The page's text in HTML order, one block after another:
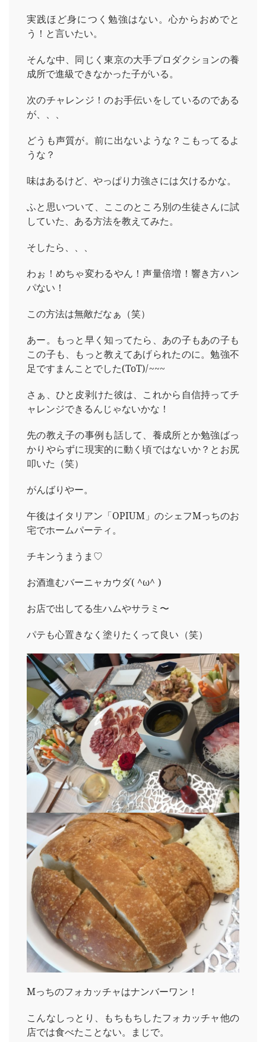
実践ほど身につく勉強はない。心からおめでと
う！と言いたい。
そんな中、同じく東京の大手プロダクションの養
成所で進級できなかった子がいる。
次のチャレンジ！のお手伝いをしているのである
が、、、
どうも声質が。前に出ないような？こもってるよ
うな？
味はあるけど、やっぱり力強さには欠けるかな。
ふと思いついて、ここのところ別の生徒さんに試
していた、ある方法を教えてみた。
そしたら、、、
わぉ！めちゃ変わるやん！声量倍増！響き方ハン
パない！
この方法は無敵だなぁ（笑）
あー。もっと早く知ってたら、あの子もあの子も
この子も、もっと教えてあげられたのに。勉強不
足ですまんことでした(ToT)/~~~
さぁ、ひと皮剥けた彼は、これから自信持ってチ
ャレンジできるんじゃないかな！
先の教え子の事例も話して、養成所とか勉強ばっ
かりやらずに現実的に動く頃ではないか？とお尻
叩いた（笑）
がんばりやー。
午後はイタリアン「OPIUM」のシェフMっちのお
宅でホームパーティ。
チキンうまうま♡
お酒進むバーニャカウダ( ^ω^ )
お店で出してる生ハムやサラミ〜
パテも心置きなく塗りたくって良い（笑）
Mっちのフォカッチャはナンバーワン！
こんなしっとり、もちもちしたフォカッチャ他の
店では食べたことない。まじで。